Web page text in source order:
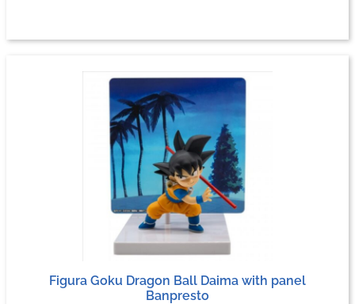
Figura Goku Dragon Ball Daima with panel
Banpresto